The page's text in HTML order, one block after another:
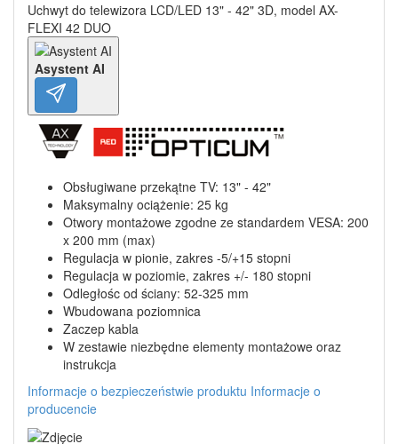
Uchwyt do telewizora LCD/LED 13" - 42" 3D, model AX-
FLEXI 42 DUO
Asystent AI
Obsługiwane przekątne TV: 13" - 42"
Maksymalny ociążenie: 25 kg
Otwory montażowe zgodne ze standardem VESA: 200
x 200 mm (max)
Regulacja w pionie, zakres -5/+15 stopni
Regulacja w poziomie, zakres +/- 180 stopni
Odległośc od ściany: 52-325 mm
Wbudowana poziomnica
Zaczep kabla
W zestawie niezbędne elementy montażowe oraz
instrukcja
Informacje o bezpieczeństwie produktu Informacje o
producencie